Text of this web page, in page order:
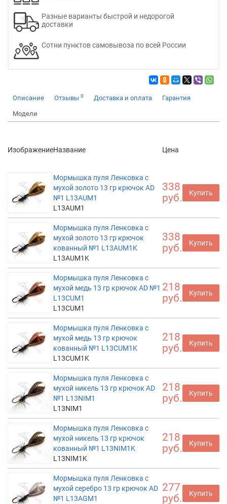
Разные варианты быстрой и недорогой
доставки
Сотни пунктов самовывоза по всей России
Описание Отзывы 0 Доставка и оплата Гарантия
Модели
ИзображениеНазвание Цена
Мормышка пуля Ленковка с
мухой золото 13 гр крючок AD
№1 L13AUM1
L13AUM1
338
руб.
Купить
Мормышка пуля Ленковка с
мухой золото 13 гр крючок
кованный №1 L13AUM1K
L13AUM1K
338
руб.
Купить
Мормышка пуля Ленковка с
мухой медь 13 гр крючок AD №1
L13CUM1
L13CUM1
218
руб.
Купить
Мормышка пуля Ленковка с
мухой медь 13 гр крючок
кованный №1 L13CUM1K
L13CUM1K
218
руб.
Купить
Мормышка пуля Ленковка с
мухой никель 13 гр крючок AD
№1 L13NIM1
L13NIM1
218
руб.
Купить
Мормышка пуля Ленковка с
мухой никель 13 гр крючок
кованный №1 L13NIM1K
L13NIM1K
218
руб.
Купить
Мормышка пуля Ленковка с
мухой серебро 13 гр крючок AD
№1 L13AGM1
277
руб.
Купить